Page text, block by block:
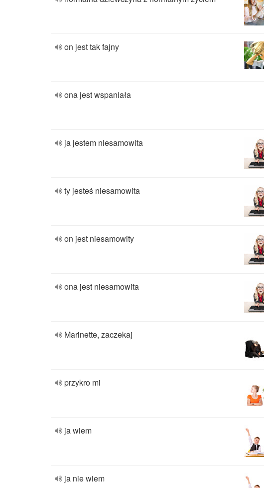
on jest tak fajny
ona jest wspaniała
ja jestem niesamowita
ty jesteś niesamowita
on jest niesamowity
ona jest niesamowita
Marinette, zaczekaj
przykro mi
ja wiem
ja nie wiem